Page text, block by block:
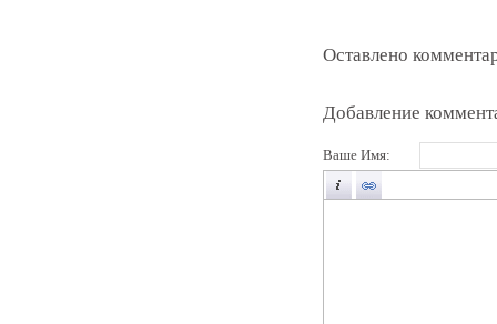
Оставлено
Добавление
Ваше Имя: